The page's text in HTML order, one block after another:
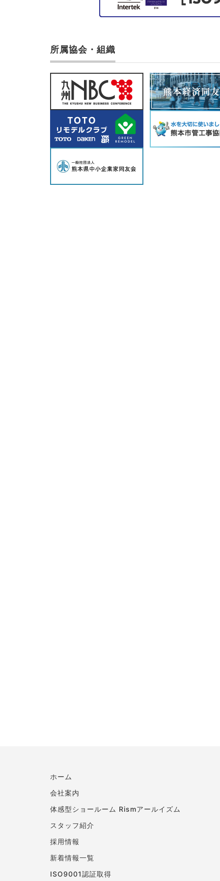
所属協会・組織
ホーム
会社案内
体感型ショールーム Rismアールイズム
スタッフ紹介
採用情報
新着情報一覧
ISO9001認証取得